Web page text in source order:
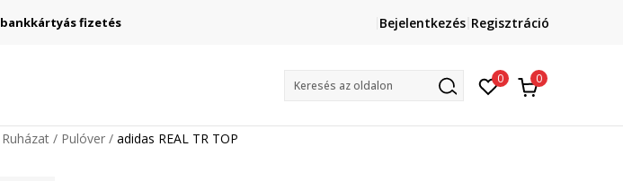
fizetés
Lépj velünk kapcsolatba
online@sport-vision.huBejelentkezés Regisztráció
Keresés az oldalon 0 0
Ruházat Pulóver adidas REAL TR TOP